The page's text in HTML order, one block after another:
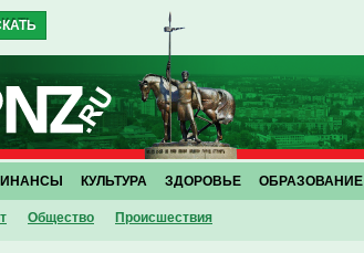
Общество Проиcшествия
КУЛЬТУРА ЗДОРОВЬЕ ОБРАЗОВАНИЕ